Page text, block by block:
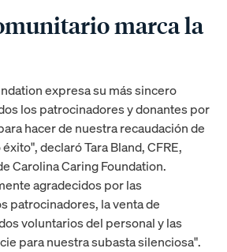
marca la
expresa su más sincero
los patrocinadores y donantes por
hacer de nuestra recaudación de
declaró Tara Bland, CFRE,
Carolina Caring Foundation.
agradecidos por las
patrocinadores, la venta de
voluntarios del personal y las
para nuestra subasta silenciosa".